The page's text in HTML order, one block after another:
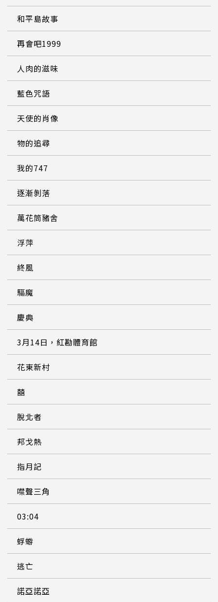
和平島故事
再會吧1999
人肉的滋味
藍色咒語
天使的肖像
物的追尋
我的747
逐漸剝落
萬花筒豬舍
浮萍
終風
驅魔
慶典
3月14日，紅勘體育館
花東新村
囍
脫北者
邦戈熱
指月記
噤聲三角
03:04
蜉蝣
逃亡
諾亞諾亞